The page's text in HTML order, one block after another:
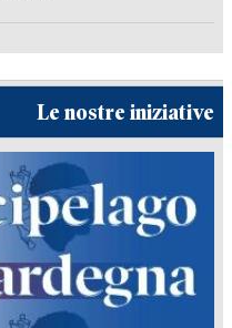
Le nostre iniziative